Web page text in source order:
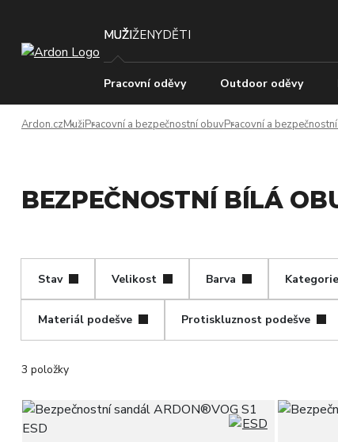
MUŽIŽENYDĚTI
Pracovní oděvy Outdoor oděvy
Ardon.czMužiPracovní a bezpečnostní obuvPracovní a
BEZPEČNOSTNÍ BÍLÁ
Stav Velikost Barva
Materiál podešve Protiskluznost podešve
3 položky